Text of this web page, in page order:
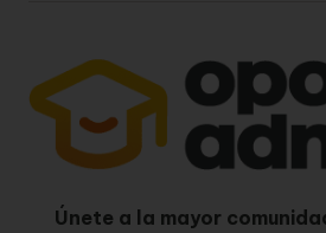
Únete a la mayor